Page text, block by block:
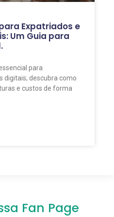
Expatriados e
Um Guia para
para
digitais; descubra como
e custos de forma
Fan Page